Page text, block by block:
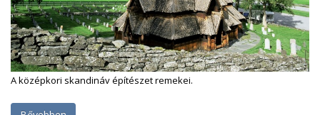
A középkori skandináv építészet remekei.